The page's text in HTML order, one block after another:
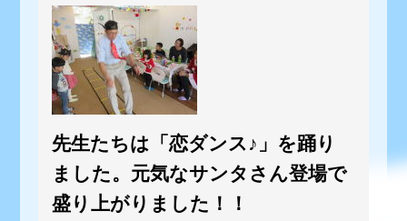
先生たちは「恋ダンス♪」を踊り
ました。元気なサンタさん登場で
盛り上がりました！！